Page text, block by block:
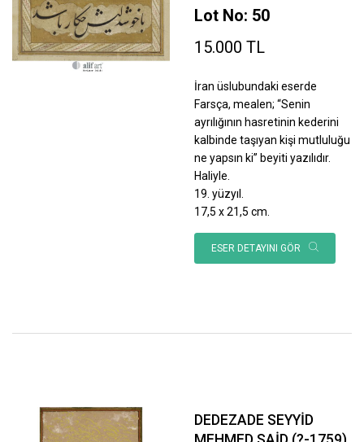
Lot No: 50
15.000 TL
İran üslubundaki eserde
Farsça, mealen; “Senin
ayrılığının hasretinin kederini
kalbinde taşıyan kişi mutluluğu
ne yapsın ki” beyiti yazılıdır.
Haliyle.
19. yüzyıl.
17,5 x 21,5 cm.
ESER DETAYINI GÖR
DEDEZADE SEYYİD